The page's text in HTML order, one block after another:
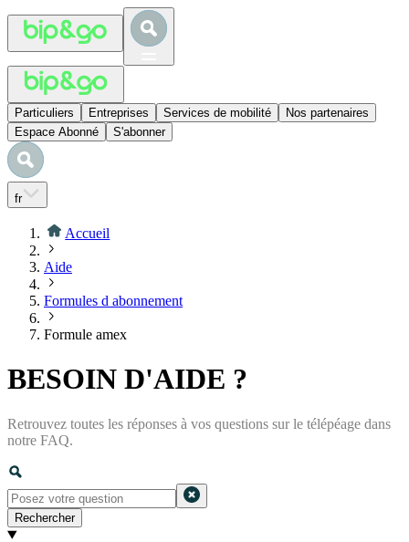
Particuliers Entreprises Services de mobilité
Nos partenaires
Espace Abonné
S'abonner
fr
Accueil
Aide
Formules d abonnement
Formule amex
BESOIN D'AIDE ?
Retrouvez toutes les réponses à vos questions sur le télépéage dans
notre FAQ.
Rechercher